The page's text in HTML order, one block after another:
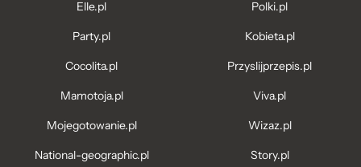
Elle.pl
Party.pl
Cocolita.pl
Mamotoja.pl
Mojegotowanie.pl
National-geographic.pl
Polki.pl
Kobieta.pl
Przyslijprzepis.pl
Viva.pl
Wizaz.pl
Story.pl